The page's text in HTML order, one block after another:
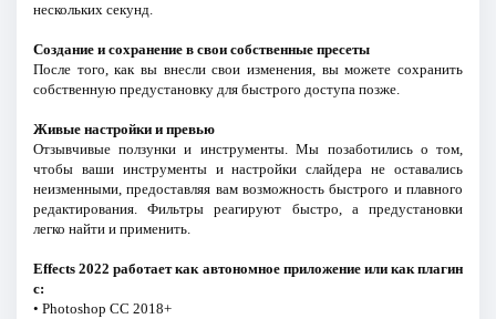
нескольких секунд.
Создание и сохранение в свои собственные пресеты
После того, как вы внесли свои изменения, вы можете сохранить
собственную предустановку для быстрого доступа позже.
Живые настройки и превью
Отзывчивые ползунки и инструменты. Мы позаботились о том,
чтобы ваши инструменты и настройки слайдера не оставались
неизменными, предоставляя вам возможность быстрого и плавного
редактирования. Фильтры реагируют быстро, а предустановки
легко найти и применить.
Effects 2022 работает как автономное приложение или как плагин
с:
• Photoshop CC 2018+